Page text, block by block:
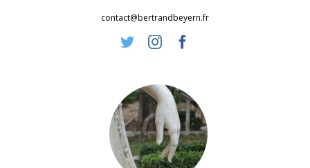
contact@bertrandbeyern.fr
TwitterInstagram